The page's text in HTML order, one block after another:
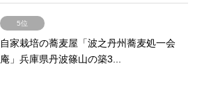
5位
自家栽培の蕎麦屋「波之丹州蕎麦処一会
庵」兵庫県丹波篠山の築3...